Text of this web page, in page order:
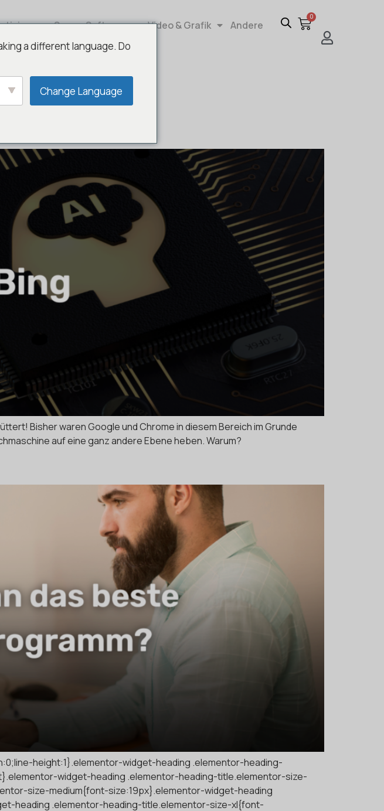
Server Software Video & Grafik Andere
0
Bisher waren Google und Chrome in diesem Bereich im Grunde
auf eine ganz andere Ebene heben. Warum?
height:1}.elementor-widget-heading .elementor-heading-
widget-heading .elementor-heading-title.elementor-size-
size-medium{font-size:19px}.elementor-widget-heading
heading .elementor-heading-title.elementor-size-xl{font-
a different language. Do
Change Language